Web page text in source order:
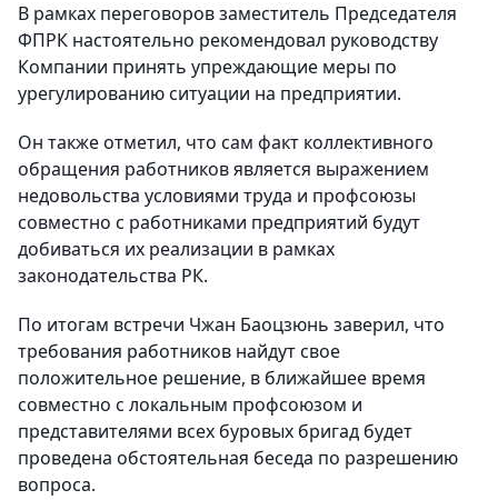
В рамках переговоров заместитель Председателя
ФПРК настоятельно рекомендовал руководству
Компании принять упреждающие меры по
урегулированию ситуации на предприятии.
Он также отметил, что сам факт коллективного
обращения работников является выражением
недовольства условиями труда и профсоюзы
совместно с работниками предприятий будут
добиваться их реализации в рамках
законодательства РК.
По итогам встречи Чжан Баоцзюнь заверил, что
требования работников найдут свое
положительное решение, в ближайшее время
совместно с локальным профсоюзом и
представителями всех буровых бригад будет
проведена обстоятельная беседа по разрешению
вопроса.